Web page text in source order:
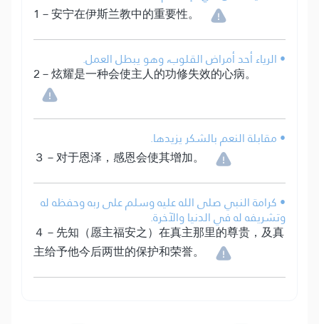
1－安宁在伊斯兰教中的重要性。
• الرياء أحد أمراض القلوب، وهو يبطل العمل.
2－炫耀是一种会使主人的功修失效的心病。
• مقابلة النعم بالشكر يزيدها.
３－对于恩泽，感恩会使其增加。
• كرامة النبي صلى الله عليه وسلم على ربه وحفظه له
وتشريفه له في الدنيا والآخرة.
４－先知（愿主福安之）在真主那里的尊贵，及真
主给予他今后两世的保护和荣誉。